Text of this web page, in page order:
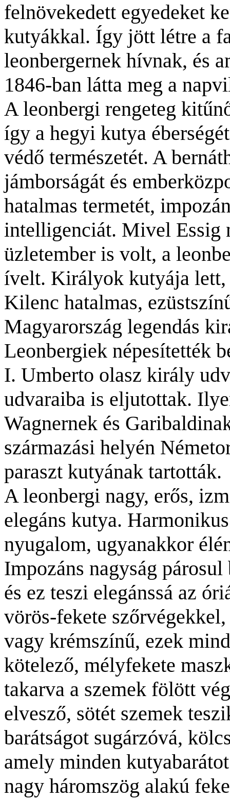
felnövekedett egyedeket
kutyákkal. Így jött létre a
leonbergernek hívnak, és
1846-ban látta meg a
A leonbergi rengeteg
így a hegyi kutya
védő természetét. A
jámborságát és
hatalmas termetét,
intelligenciát. Mivel Essig
üzletember is volt, a
ívelt. Királyok kutyája lett,
Kilenc hatalmas,
Magyarország legendás
Leonbergiek népesítették
I. Umberto olasz király
udvaraiba is eljutottak.
Wagnernek és
származási helyén
paraszt kutyának tartották.
A leonbergi nagy, erős,
elegáns kutya.
nyugalom, ugyanakkor
Impozáns nagyság
és ez teszi elegánssá az
vörös-fekete
vagy krémszínű, ezek
kötelező, mélyfekete
takarva a szemek fölött
elvesző, sötét szemek
barátságot sugárzóvá,
amely minden
nagy háromszög alakú